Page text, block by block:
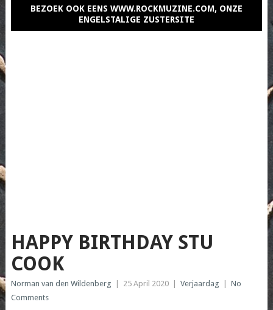
BEZOEK OOK EENS WWW.ROCKMUZINE.COM, ONZE
ENGELSTALIGE ZUSTERSITE
HAPPY BIRTHDAY STU
COOK
Norman van den Wildenberg 25 April 2020 Verjaardag
No
Comments